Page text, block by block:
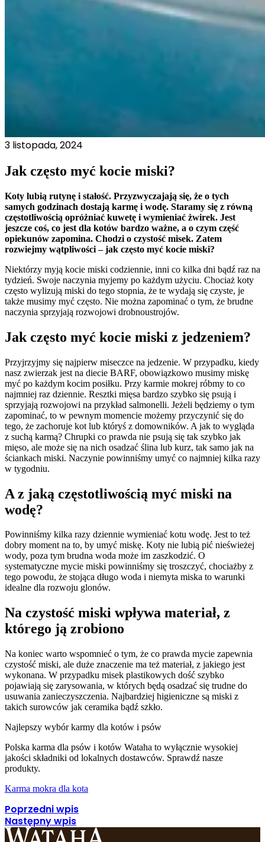
3 listopada, 2024
Jak często myć kocie miski?
Koty lubią rutynę i stałość. Przyzwyczajają się, że o tych
samych godzinach dostają karmę i wodę. Staramy się z równą
częstotliwością opróżniać kuwetę i wymieniać żwirek. Jest
jeszcze coś, co jest dla kotów bardzo ważne, a o czym część
opiekunów zapomina. Chodzi o czystość misek. Zatem
rozwiejmy wątpliwości – jak często myć kocie miski?
Niektórzy myją kocie miski codziennie, inni co kilka dni bądź raz na
tydzień. Swoje naczynia myjemy po każdym użyciu. Chociaż koty
często wylizują miski do tego stopnia, że te wydają się czyste, je
także musimy myć często. Nie można zapominać o tym, że brudne
naczynia sprzyjają rozwojowi drobnoustrojów.
Jak często myć kocie miski z jedzeniem?
Przyjrzyjmy się najpierw miseczce na jedzenie. W przypadku, kiedy
nasz zwierzak jest na diecie BARF, obowiązkowo musimy miskę
myć po każdym kocim posiłku. Przy karmie mokrej róbmy to co
najmniej raz dziennie. Resztki mięsa bardzo szybko się psują i
sprzyjają rozwojowi na przykład salmonelli. Jeżeli będziemy o tym
zapominać, to w pewnym momencie możemy przyczynić się do
tego, że zachoruje kot lub któryś z domowników. A jak to wygląda
z suchą karmą? Chrupki co prawda nie psują się tak szybko jak
mięso, ale może się na nich osadzać ślina lub kurz, tak samo jak na
ściankach miski. Naczynie powinniśmy umyć co najmniej kilka razy
w tygodniu.
A z jaką częstotliwością myć miski na
wodę?
Powinniśmy kilka razy dziennie wymieniać kotu wodę. Jest to też
dobry moment na to, by umyć miskę. Koty nie lubią pić nieświeżej
wody, poza tym brudna woda może im zaszkodzić. O
systematyczne mycie miski powinniśmy się troszczyć, chociażby z
tego powodu, że stojąca długo woda i niemyta miska to warunki
idealne dla rozwoju glonów.
Na czystość miski wpływa materiał, z
którego ją zrobiono
Na koniec warto wspomnieć o tym, że co prawda mycie zapewnia
czystość miski, ale duże znaczenie ma też materiał, z jakiego jest
wykonana. W przypadku misek plastikowych dość szybko
pojawiają się zarysowania, w których będą osadzać się trudne do
usuwania zanieczyszczenia. Najbardziej higieniczne są miski z
takich surowców jak ceramika bądź szkło.
Najlepszy wybór karmy dla kotów i psów
Polska karma dla psów i kotów Wataha to wyłącznie wysokiej
jakości składniki od lokalnych dostawców. Sprawdź nasze
produkty.
Karma mokra dla kota
Poprzedni wpis
Następny wpis